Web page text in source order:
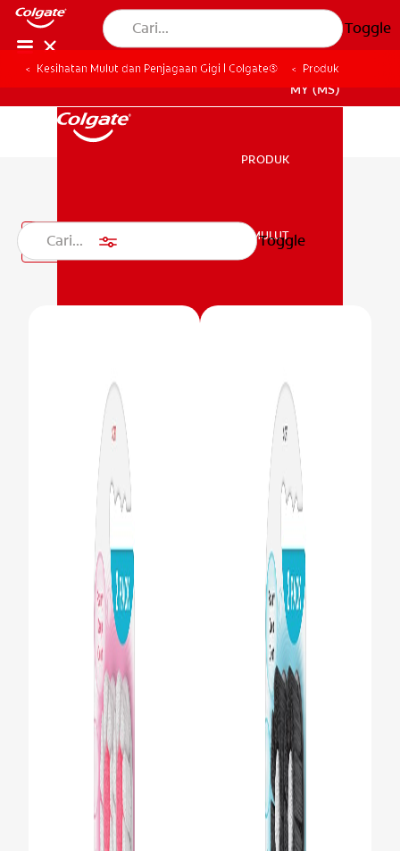
Toggle
PENILAIAN KESIHATAN MULUT
MY (MS)
PRODUK
KESIHATAN MULUT
Toggle
Kesihatan Mulut dan Penjagaan Gigi | Colgate® Produk
Penapis